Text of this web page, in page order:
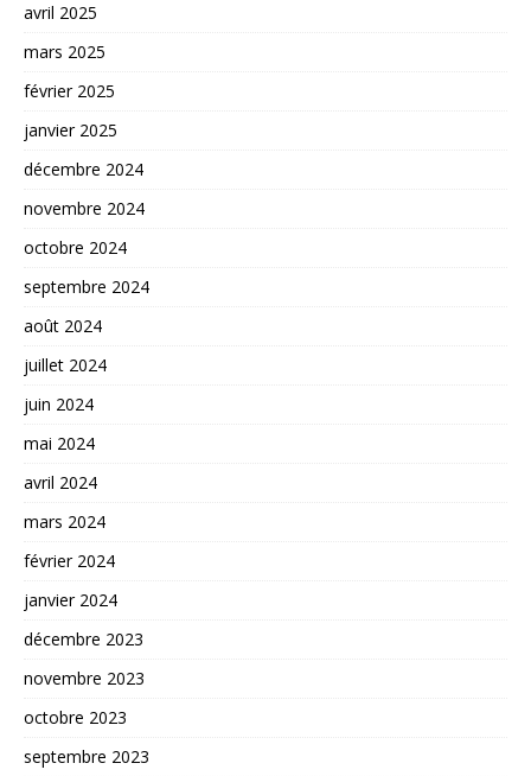
avril 2025
mars 2025
février 2025
janvier 2025
décembre 2024
novembre 2024
octobre 2024
septembre 2024
août 2024
juillet 2024
juin 2024
mai 2024
avril 2024
mars 2024
février 2024
janvier 2024
décembre 2023
novembre 2023
octobre 2023
septembre 2023